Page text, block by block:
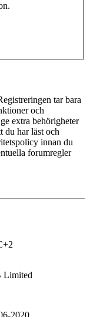
tar bara
och
extra behörigheter
du har läst och
innan du
forumregler
Limited